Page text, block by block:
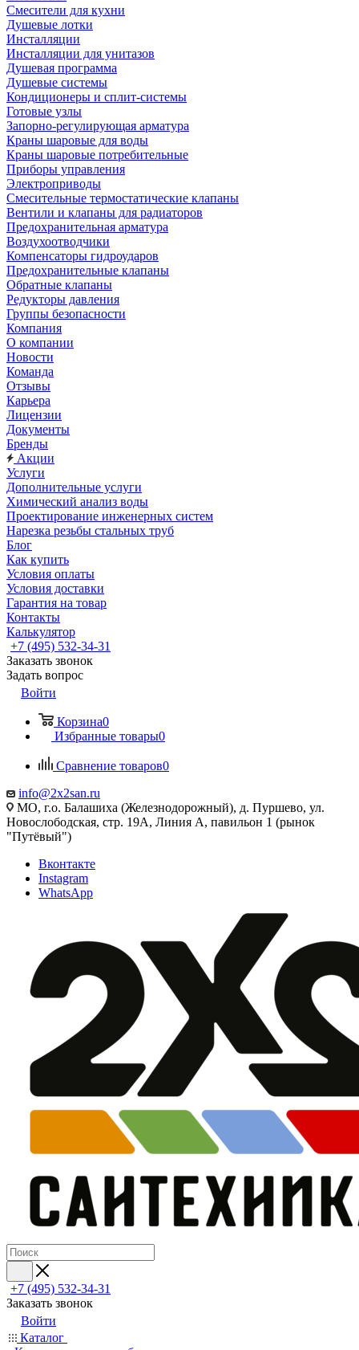
Смесители для кухни
Душевые лотки
Инсталляции
Инсталляции для унитазов
Душевая программа
Душевые системы
Кондиционеры и сплит-системы
Готовые узлы
Запорно-регулирующая арматура
Краны шаровые для воды
Краны шаровые потребительные
Приборы управления
Электроприводы
Смесительные термостатические клапаны
Вентили и клапаны для радиаторов
Предохранительная арматура
Воздухоотводчики
Компенсаторы гидроударов
Предохранительные клапаны
Обратные клапаны
Редукторы давления
Группы безопасности
Компания
О компании
Новости
Команда
Отзывы
Карьера
Лицензии
Документы
Бренды
Акции
Услуги
Дополнительные услуги
Химический анализ воды
Проектирование инженерных систем
Нарезка резьбы стальных труб
Блог
Как купить
Условия оплаты
Условия доставки
Гарантия на товар
Контакты
Калькулятор
+7 (495) 532‑34‑31
Заказать звонок
Задать вопрос
Войти
Корзина0
Избранные товары0
Сравнение товаров0
info@2x2san.ru
МО, г.о. Балашиха (Железнодорожный), д. Пуршево, ул.
Новослободская, стр. 19А, Линия А, павильон 1 (рынок
"Путёвый")
Вконтакте
Instagram
WhatsApp
+7 (495) 532‑34‑31
Заказать звонок
Войти
Каталог